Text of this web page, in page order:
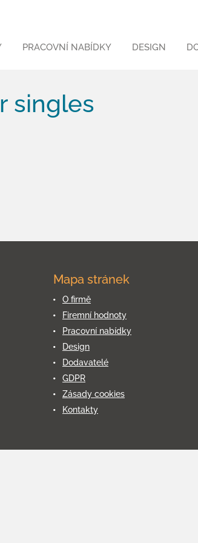
PRACOVNÍ NABÍDKY DESIGN
singles
Mapa stránek
O firmě
Firemní hodnoty
Pracovní nabídky
Design
Dodavatelé
GDPR
Zásady cookies
Kontakty